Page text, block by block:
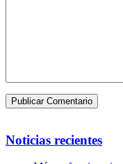
Noticias recientes